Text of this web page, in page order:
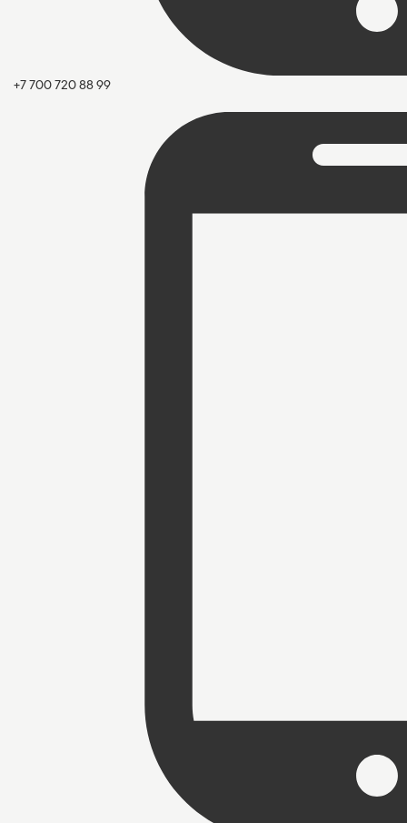
+7 700 720 88 99